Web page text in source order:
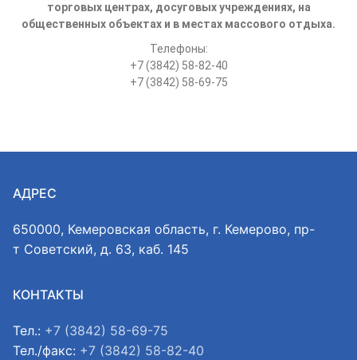
торговых центрах, досуговых учреждениях, на
общественных объектах и в местах массового отдыха.
Телефоны:
+7 (3842) 58-82-40
+7 (3842) 58-69-75
АДРЕС
650000, Кемеровская область, г. Кемерово, пр-
т Советский, д. 63, каб. 145
КОНТАКТЫ
Тел.: +7 (3842) 58-69-75
Тел./факс: +7 (3842) 58-82-40